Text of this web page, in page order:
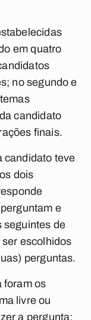
em quatro
no segundo e
candidato
finais.
candidato teve
dois
e
seguintes de
escolhidos
perguntas.
foram os
livre ou
a pergunta;